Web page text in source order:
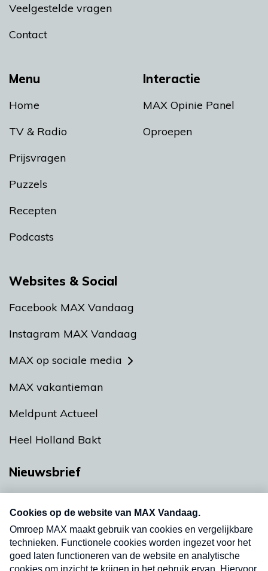
Menu
Home
TV & Radio
Prijsvragen
Puzzels
Recepten
Podcasts
Interactie
MAX Opinie Panel
Oproepen
Veelgestelde vragen
Contact
Websites & Social
Facebook MAX Vandaag
Instagram MAX Vandaag
MAX op sociale media
MAX vakantieman
Meldpunt Actueel
Heel Holland Bakt
Nieuwsbrief
nieuwsbrief. Elke vrijdag- en dinsdagochtend in
uw mailbox.
Verzend